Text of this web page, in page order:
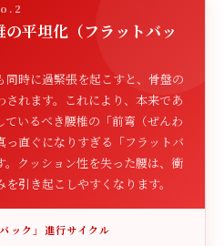
平坦化（フラットバッ
時に過緊張を起こすと、骨盤の
れます。これにより、本来であ
いるべき腰椎の「前弯（ぜんわ
っ直ぐになりすぎる「フラットバ
。クッション性を失った腰は、衝
引き起こしやすくなります。
ック」進行サイクル